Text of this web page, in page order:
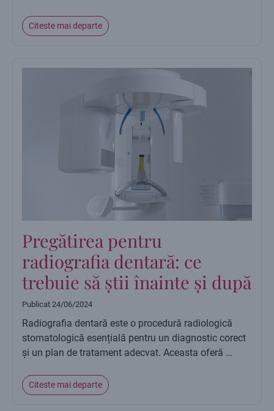
Citeste mai departe
Pregătirea pentru
radiografia dentară: ce
trebuie să știi înainte și după
Publicat 24/06/2024
Radiografia dentară este o procedură radiologică
stomatologică esențială pentru un diagnostic corect
și un plan de tratament adecvat. Aceasta oferă …
Citeste mai departe